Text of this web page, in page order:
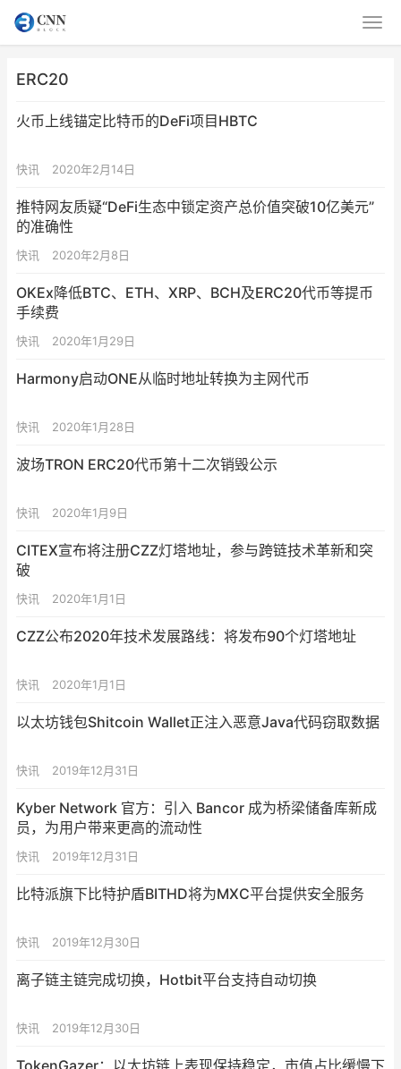
ERC20
火币上线锚定比特币的DeFi项目HBTC
快讯 2020年2月14日
推特网友质疑“DeFi生态中锁定资产总价值突破10亿美元”
的准确性
快讯 2020年2月8日
OKEx降低BTC、ETH、XRP、BCH及ERC20代币等提币
手续费
快讯 2020年1月29日
Harmony启动ONE从临时地址转换为主网代币
快讯 2020年1月28日
波场TRON ERC20代币第十二次销毁公示
快讯 2020年1月9日
CITEX宣布将注册CZZ灯塔地址，参与跨链技术革新和突
破
快讯 2020年1月1日
CZZ公布2020年技术发展路线：将发布90个灯塔地址
快讯 2020年1月1日
以太坊钱包Shitcoin Wallet正注入恶意Java代码窃取数据
快讯 2019年12月31日
Kyber Network 官方：引入 Bancor 成为桥梁储备库新成
员，为用户带来更高的流动性
快讯 2019年12月31日
比特派旗下比特护盾BITHD将为MXC平台提供安全服务
快讯 2019年12月30日
离子链主链完成切换，Hotbit平台支持自动切换
快讯 2019年12月30日
TokenGazer：以太坊链上表现保持稳定，市值占比缓慢下